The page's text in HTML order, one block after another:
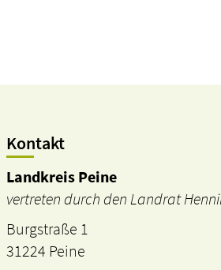
Kontakt
Landkreis Peine
vertreten durch den Landrat
Burgstraße 1
31224 Peine